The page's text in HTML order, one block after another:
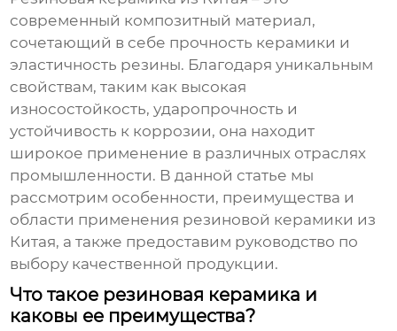
современный композитный материал,
сочетающий в себе прочность керамики и
эластичность резины. Благодаря уникальным
свойствам, таким как высокая
износостойкость, ударопрочность и
устойчивость к коррозии, она находит
широкое применение в различных отраслях
промышленности. В данной статье мы
рассмотрим особенности, преимущества и
области применения резиновой керамики из
Китая, а также предоставим руководство по
выбору качественной продукции.
Что такое резиновая керамика и
каковы ее преимущества?